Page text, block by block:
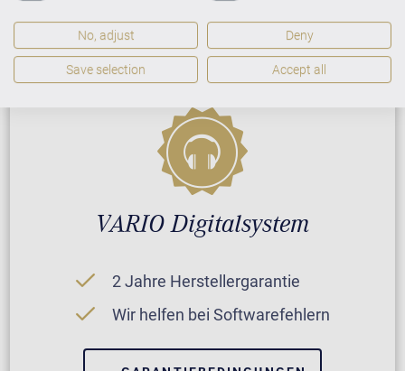
GARANTIEBEDINGUNGEN
VARIO Digitalsystem
2 Jahre Herstellergarantie
Wir helfen bei Softwarefehlern
No, adjust Deny
Save selection Accept all